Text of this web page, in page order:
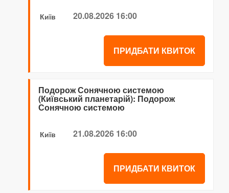
Київ 20.08.2026 16:00
ПРИДБАТИ КВИТОК
Подорож Сонячною системою
(Київський планетарій): Подорож
Сонячною системою
Київ 21.08.2026 16:00
ПРИДБАТИ КВИТОК